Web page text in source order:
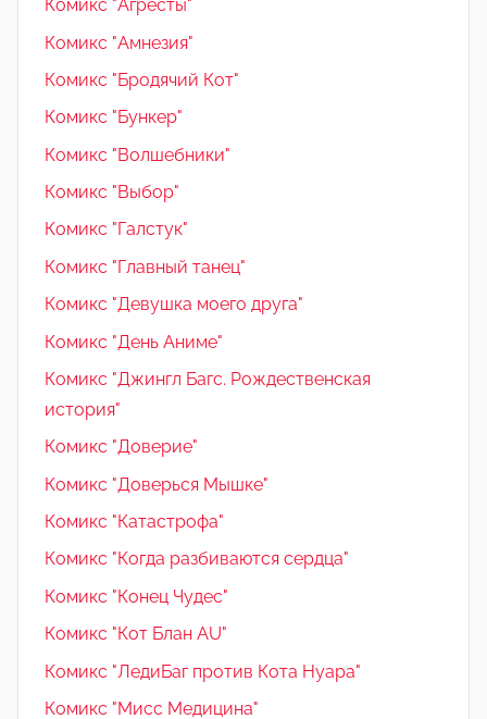
Комикс "Агресты"
Комикс "Амнезия"
Комикс "Бродячий Кот"
Комикс "Бункер"
Комикс "Волшебники"
Комикс "Выбор"
Комикс "Галстук"
Комикс "Главный танец"
Комикс "Девушка моего друга"
Комикс "День Аниме"
Комикс "Джингл Багс. Рождественская
история"
Комикс "Доверие"
Комикс "Доверься Мышке"
Комикс "Катастрофа"
Комикс "Когда разбиваются сердца"
Комикс "Конец Чудес"
Комикс "Кот Блан AU"
Комикс "ЛедиБаг против Кота Нуара"
Комикс "Мисс Медицина"